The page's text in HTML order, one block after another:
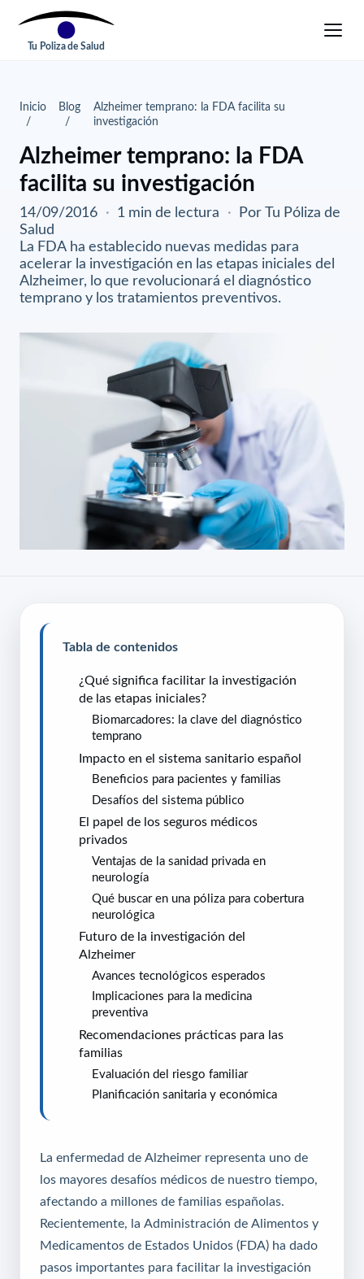
Tu Poliza de Salud
Inicio Blog
Alzheimer temprano: la FDA facilita su
investigación
Alzheimer temprano: la FDA
facilita su investigación
14/09/2016 · 1 min de lectura ·
Por Tu Póliza de
Salud
La FDA ha establecido nuevas medidas para
acelerar la investigación en las etapas iniciales del
Alzheimer, lo que revolucionará el diagnóstico
temprano y los tratamientos preventivos.
Tabla de contenidos
¿Qué significa facilitar la investigación
de las etapas iniciales?
Biomarcadores: la clave del diagnóstico
temprano
Impacto en el sistema sanitario español
Beneficios para pacientes y familias
Desafíos del sistema público
El papel de los seguros médicos
privados
Ventajas de la sanidad privada en
neurología
Qué buscar en una póliza para cobertura
neurológica
Futuro de la investigación del
Alzheimer
Avances tecnológicos esperados
Implicaciones para la medicina
preventiva
Recomendaciones prácticas para las
familias
Evaluación del riesgo familiar
Planificación sanitaria y económica
La enfermedad de Alzheimer representa uno de
los mayores desafíos médicos de nuestro tiempo,
afectando a millones de familias españolas.
Recientemente, la Administración de Alimentos y
Medicamentos de Estados Unidos (FDA) ha dado
pasos importantes para facilitar la investigación